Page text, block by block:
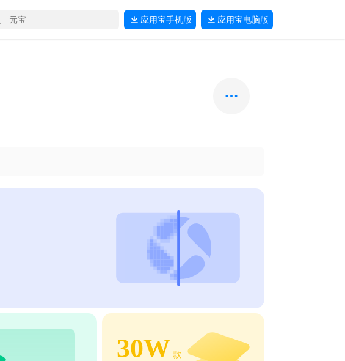
应用宝手机版 应用宝电脑版
30W 款